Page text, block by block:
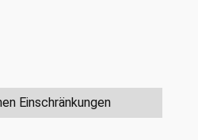
Einschränkungen